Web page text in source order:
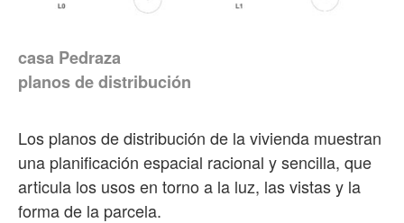
casa Pedraza
planos de distribución
Los planos de distribución de la vivienda muestran
una planificación espacial racional y sencilla, que
articula los usos en torno a la luz, las vistas y la
forma de la parcela.